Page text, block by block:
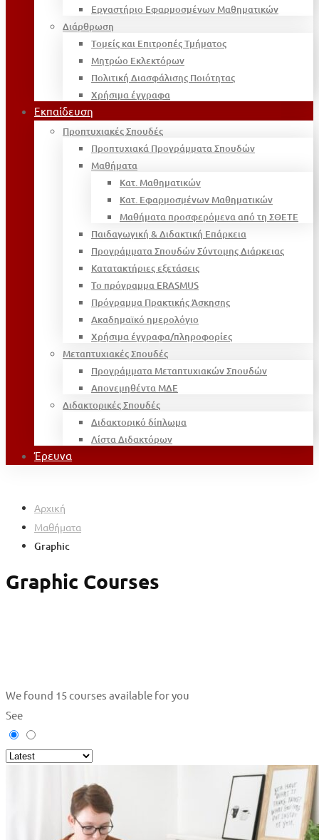
Εργαστήριο Εφαρμοσμένων Μαθηματικών
Διάρθρωση
Τομείς και Επιτροπές Τμήματος
Μητρώο Εκλεκτόρων
Πολιτική Διασφάλισης Ποιότητας
Χρήσιμα έγγραφα
Εκπαίδευση
Προπτυχιακές Σπουδές
Προπτυχιακά Προγράμματα Σπουδών
Μαθήματα
Κατ. Μαθηματικών
Κατ. Εφαρμοσμένων Μαθηματικών
Μαθήματα προσφερόμενα από τη ΣΘΕΤΕ
Παιδαγωγική & Διδακτική Επάρκεια
Προγράμματα Σπουδών Σύντομης Διάρκειας
Κατατακτήριες εξετάσεις
Το πρόγραμμα ERASMUS
Πρόγραμμα Πρακτικής Άσκησης
Ακαδημαϊκό ημερολόγιο
Χρήσιμα έγγραφα/πληροφορίες
Μεταπτυχιακές Σπουδές
Προγράμματα Μεταπτυχιακών Σπουδών
Απονεμηθέντα ΜΔΕ
Διδακτορικές Σπουδές
Διδακτορικό δίπλωμα
Λίστα Διδακτόρων
Έρευνα
Αρχική
Μαθήματα
Graphic
Graphic Courses
We found 15courses available for you
See